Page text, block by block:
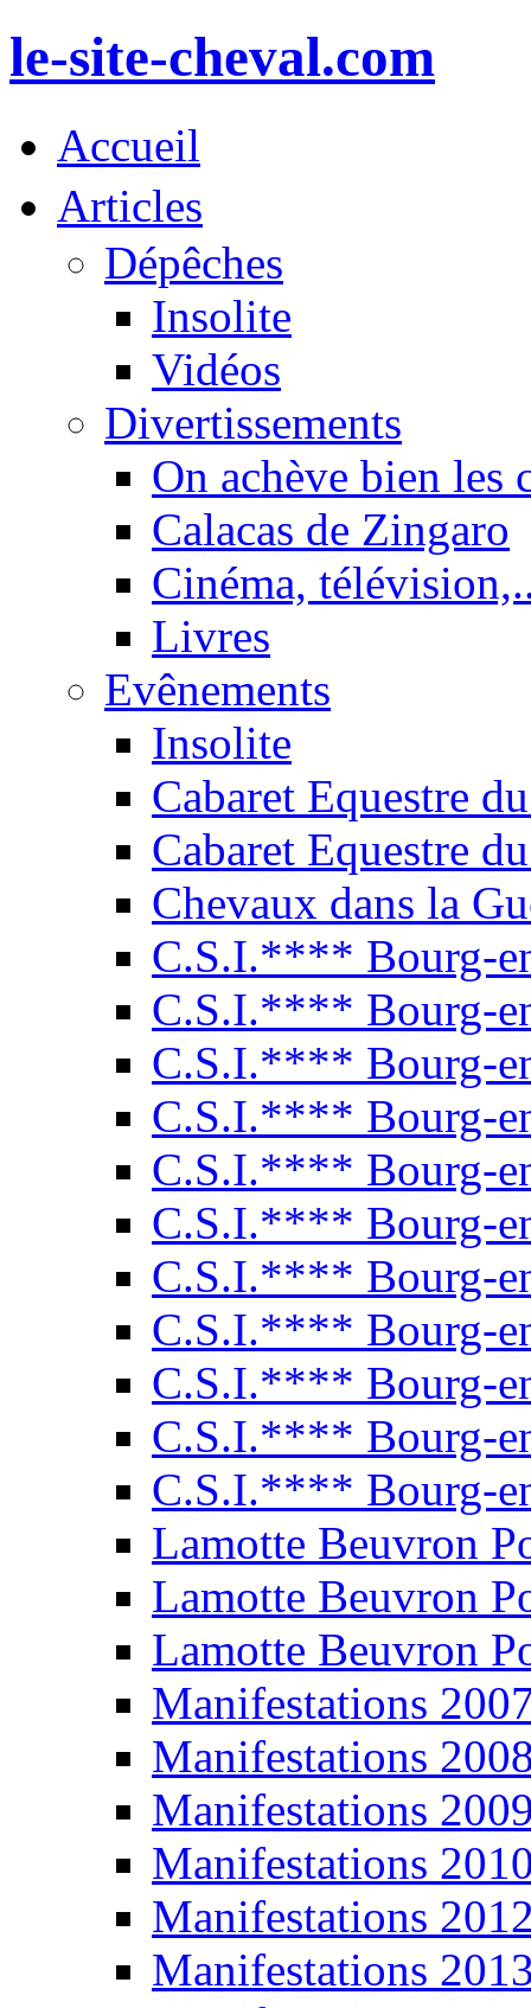
le-site-cheval.com
Accueil
Articles
Dépêches
Insolite
Vidéos
Divertissements
On achève bien les
Calacas de Zingaro
Cinéma,
Livres
Evênements
Insolite
Cabaret Equestre
Cabaret Equestre
Chevaux dans la
C.S.I.**** Bourg-
C.S.I.**** Bourg-
C.S.I.**** Bourg-
C.S.I.**** Bourg-
C.S.I.**** Bourg-
C.S.I.**** Bourg-
C.S.I.**** Bourg-
C.S.I.**** Bourg-
C.S.I.**** Bourg-
C.S.I.**** Bourg-
C.S.I.**** Bourg-
Lamotte Beuvron
Lamotte Beuvron
Lamotte Beuvron
Manifestations
Manifestations
Manifestations
Manifestations
Manifestations
Manifestations